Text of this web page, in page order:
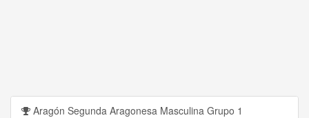
Aragón Segunda Aragonesa Masculina Grupo 1